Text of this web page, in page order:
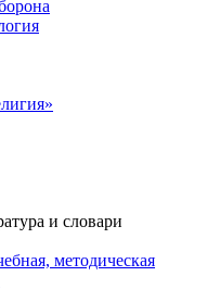
и словари
методическая